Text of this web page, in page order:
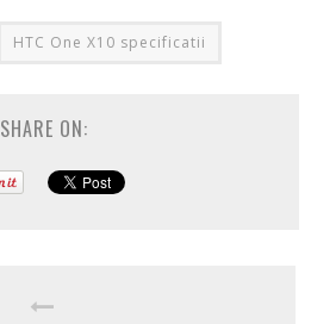
HTC One X10 specificatii
SHARE ON: